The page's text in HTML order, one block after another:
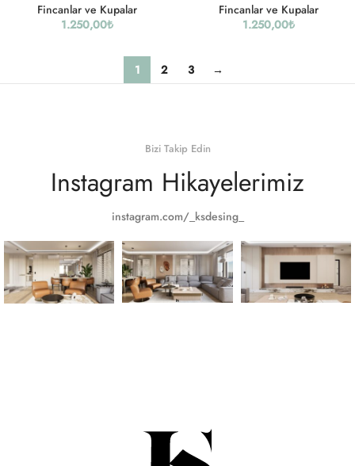
Fincanlar ve Kupalar
1.250,00₺
Fincanlar ve Kupalar
1.250,00₺
1 2 3 →
Bizi Takip Edin
Instagram Hikayelerimiz
instagram.com/_ksdesing_